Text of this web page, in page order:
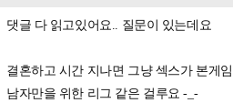
댓글 다 읽고있어요.. 질문이 있는데요
결혼하고 시간 지나면 그냥 섹스가 본게
남자만을 위한 리그 같은 걸루요 -_-